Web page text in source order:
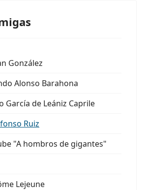
González
Alonso Barahona
García de Leániz Caprile
Ruiz
"A hombros de gigantes"
Lejeune